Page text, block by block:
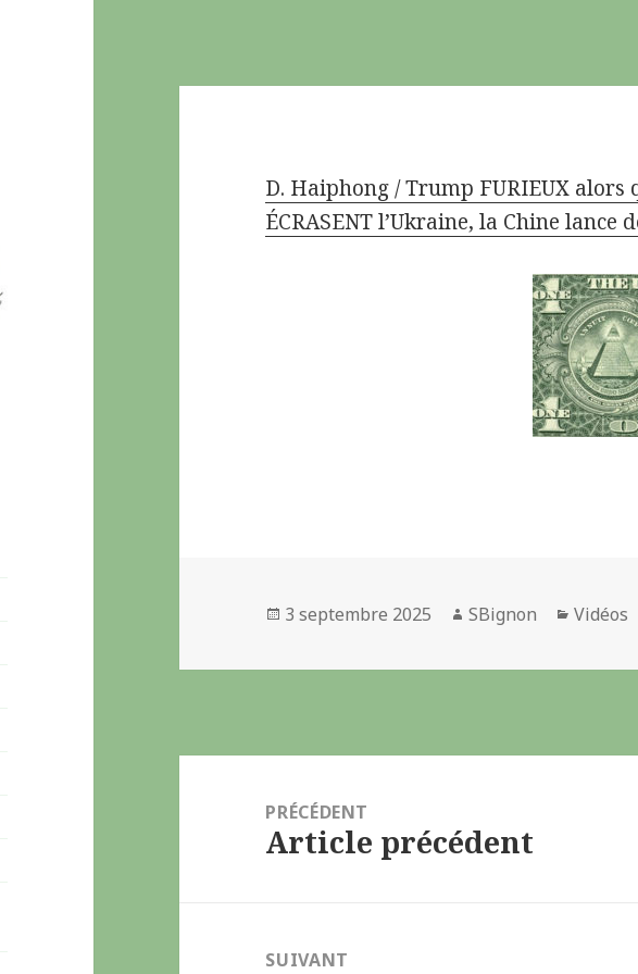
D. Haiphong / Trump FURIEUX alors
ÉCRASENT l’Ukraine, la Chine lance
Publié
3 septembre 2025 Auteur
SBignon Vidéos
PRÉCÉDENT
Article
Article précédent
SUIVANT